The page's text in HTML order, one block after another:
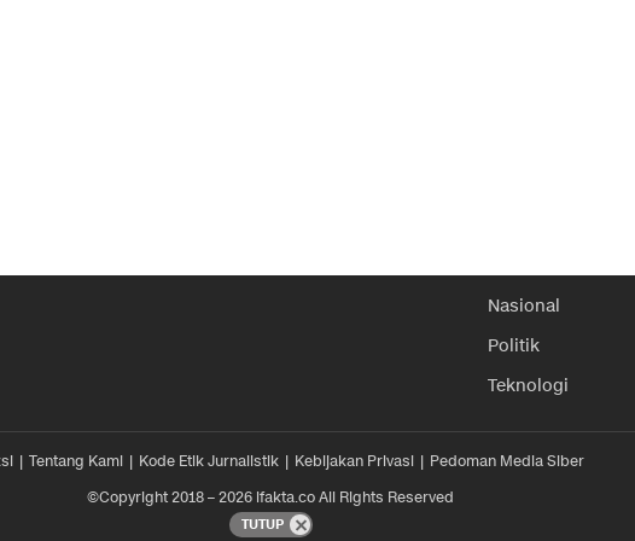
Nasional
Politik
Teknologi
Tentang Kami Kode Etik Jurnalistik Kebijakan Privasi
Pedoman Media Siber
©Copyright 2018 – 2026 ifakta.co All Rights Reserved
TUTUP